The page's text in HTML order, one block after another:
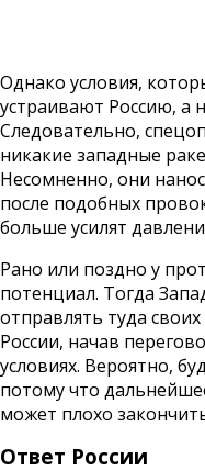
Однако условия,
устраивают Россию, а
Следовательно,
никакие западные
Несомненно, они
после подобных
больше усилят
Рано или поздно у
потенциал. Тогда
отправлять туда
России, начав
условиях. Вероятно,
потому что
может плохо
Ответ России